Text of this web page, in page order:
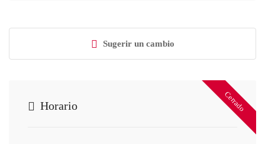
Sugerir un cambio
Cerrado
Horario